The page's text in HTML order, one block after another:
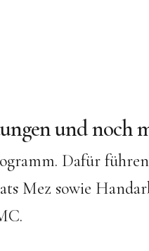
und noch
Dafür
Mez sowie